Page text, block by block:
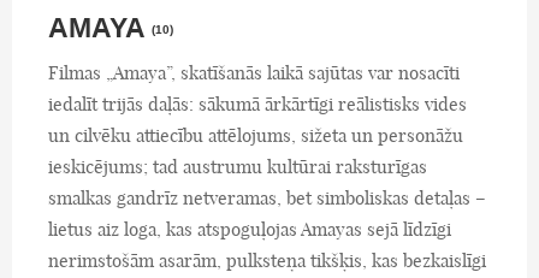
AMAYA (10)
Filmas „Amaya”, skatīšanās laikā sajūtas var nosacīti
iedalīt trijās daļās: sākumā ārkārtīgi reālistisks vides
un cilvēku attiecību attēlojums, sižeta un personāžu
ieskicējums; tad austrumu kultūrai raksturīgas
smalkas gandrīz netveramas, bet simboliskas detaļas –
lietus aiz loga, kas atspoguļojas Amayas sejā līdzīgi
nerimstošām asarām, pulksteņa tikšķis, kas bezkaislīgi